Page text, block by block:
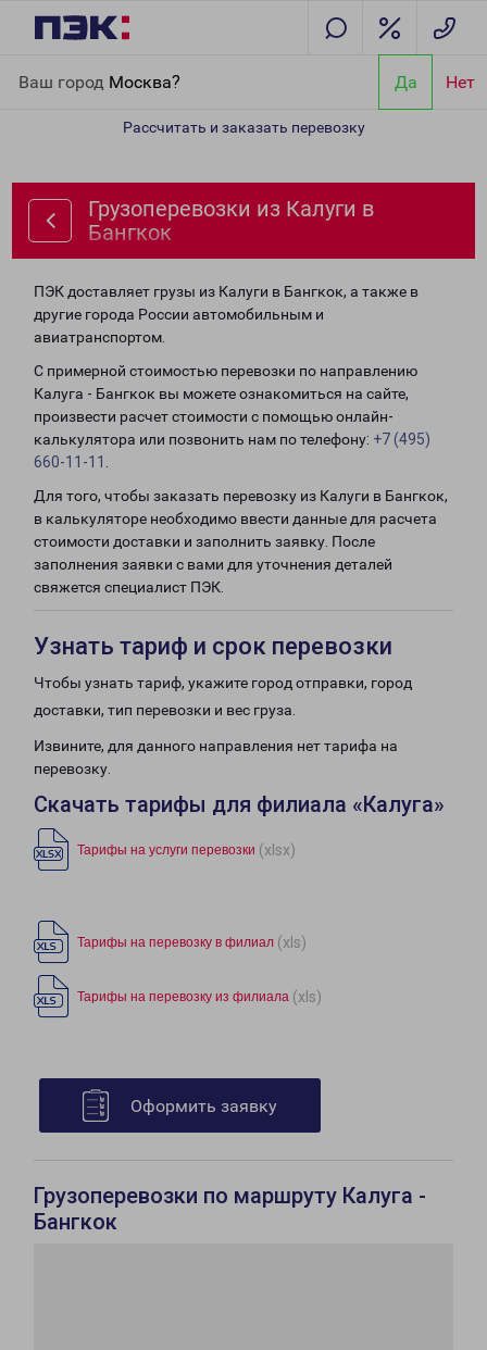
Ваш город Москва? Да Нет
Рассчитать и заказать перевозку
Грузоперевозки из Калуги в
Бангкок
ПЭК доставляет грузы из Калуги в Бангкок, а также в
другие города России автомобильным и
авиатранспортом.
С примерной стоимостью перевозки по направлению
Калуга - Бангкок вы можете ознакомиться на сайте,
произвести расчет стоимости с помощью онлайн-
калькулятора или позвонить нам по телефону: +7 (495)
660-11-11
Для того, чтобы заказать перевозку из Калуги в Бангкок,
в калькуляторе необходимо ввести данные для расчета
стоимости доставки и заполнить заявку. После
заполнения заявки с вами для уточнения деталей
свяжется специалист ПЭК.
Узнать тариф и срок перевозки
Чтобы узнать тариф, укажите город отправки, город
доставки, тип перевозки и вес груза.
Извините, для данного направления нет тарифа на
перевозку.
Скачать тарифы для филиала «Калуга»
Тарифы на услуги перевозки (xlsx)
Тарифы на перевозку в филиал (xls)
Тарифы на перевозку из филиала (xls)
Оформить заявку
Грузоперевозки по маршруту Калуга -
Бангкок